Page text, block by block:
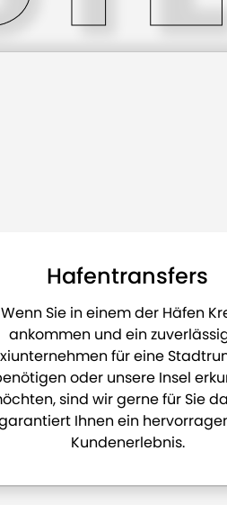
Hafentransfers
Wenn Sie in einem der Häfen
ankommen und ein
für eine
oder unsere Insel
sind wir gerne für Sie
Ihnen ein
Kundenerlebnis.